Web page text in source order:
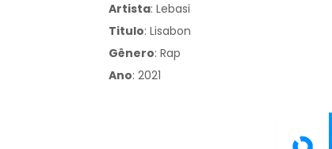
Artista: Lebasi
Titulo: Lisabon
Gênero: Rap
Ano: 2021